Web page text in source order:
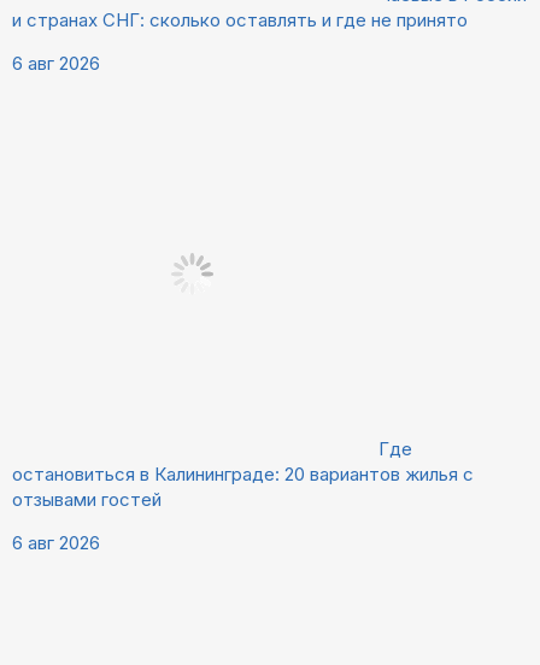
и странах СНГ: сколько оставлять и где не принято
6 авг 2026
Где
остановиться в Калининграде: 20 вариантов жилья с
отзывами гостей
6 авг 2026